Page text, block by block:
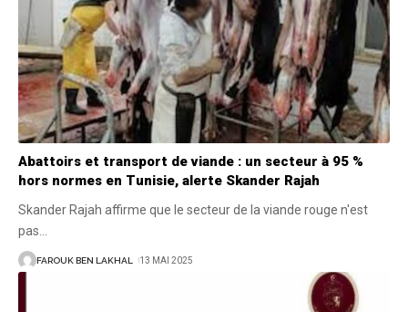
Abattoirs et transport de viande : un secteur à 95 %
hors normes en Tunisie, alerte Skander Rajah
Skander Rajah affirme que le secteur de la viande rouge n'est
pas
FAROUK BEN LAKHAL 13 MAI 2025